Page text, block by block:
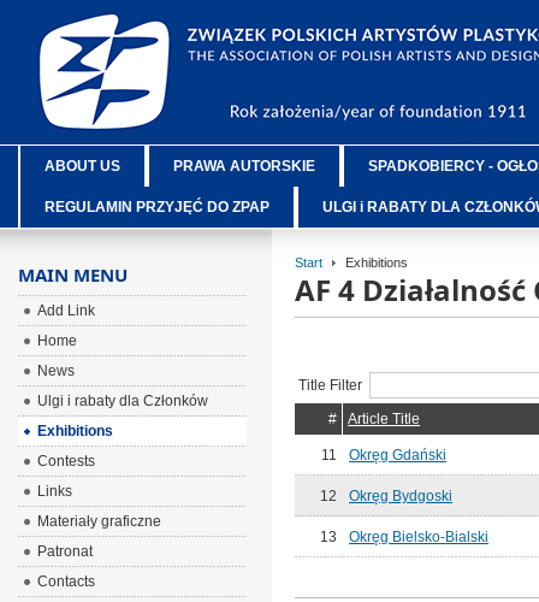
ABOUT US PRAWA AUTORSKIE SPADKOBIERCY -
REGULAMIN PRZYJĘĆ DO ZPAP ULGI i RABATY DLA
Start Exhibitions
AF 4
Title Filter
#
Article Title
11 Okręg Gdański
12 Okręg Bydgoski
13 Okręg Bielsko-Bialski
MAIN MENU
Add Link
Home
News
Ulgi i rabaty dla Członków
Exhibitions
Contests
Links
Materiały graficzne
Patronat
Contacts